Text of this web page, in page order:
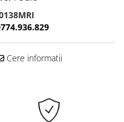
Cere informatii